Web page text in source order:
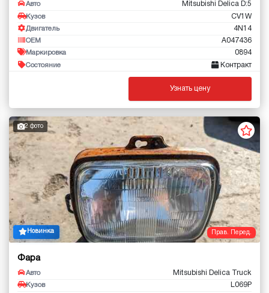
Авто Mitsubishi Delica D:5
Кузов CV1W
Двигатель 4N14
OEM A047436
Маркировка 0894
Состояние Контракт
Узнать цену
Прав. Перед.
2 фото
Новинка
Фара
Авто Mitsubishi Delica Truck
Кузов L069P